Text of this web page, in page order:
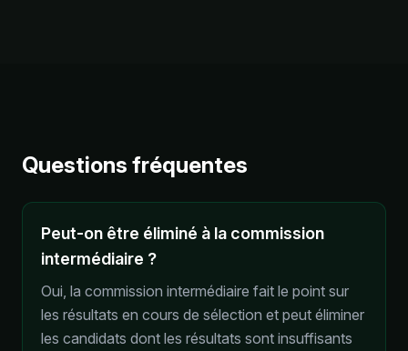
Questions fréquentes
Peut-on être éliminé à la commission
intermédiaire ?
Oui, la commission intermédiaire fait le point sur
les résultats en cours de sélection et peut éliminer
les candidats dont les résultats sont insuffisants